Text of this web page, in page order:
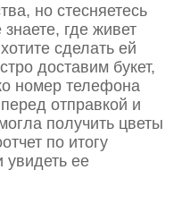
но стесняетесь
где живет
сделать ей
доставим букет,
номер телефона
отправкой и
получить цветы
по итогу
увидеть ее